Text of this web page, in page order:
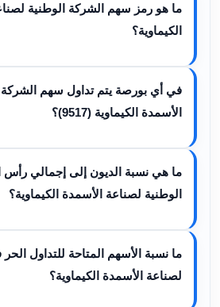
ما هو رمز سهم الشركة الوطنية
الكيماوية؟
في أي بورصة يتم تداول سهم الشركة
الأسمدة الكيماوية (9517)؟
ما هي نسبة الديون إلى إجمالي رأس
الوطنية لصناعة الأسمدة الكيماوية؟
ما نسبة الأسهم المتاحة للتداول
لصناعة الأسمدة الكيماوية؟